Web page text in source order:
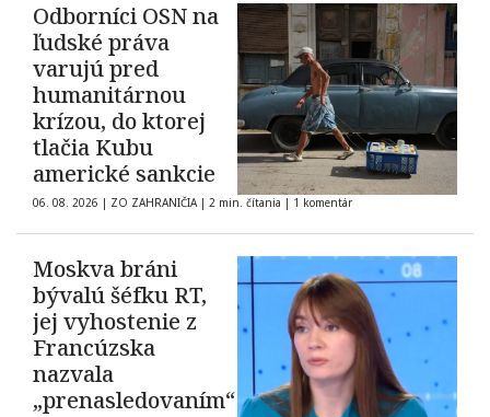
Odborníci OSN na
ľudské práva
varujú pred
humanitárnou
krízou, do ktorej
tlačia Kubu
americké sankcie
06. 08. 2026 | ZO ZAHRANIČIA | 2 min. čítania | 1 komentár
Moskva bráni
bývalú šéfku RT,
jej vyhostenie z
Francúzska
nazvala
„prenasledovaním“